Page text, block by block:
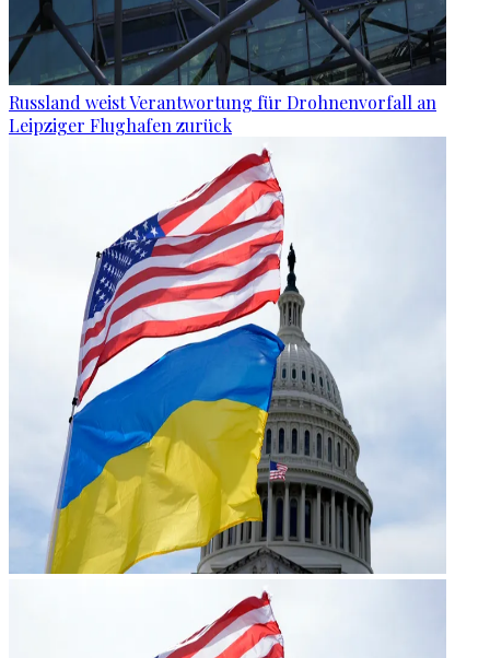
Russland weist Verantwortung für Drohnenvorfall an
Leipziger Flughafen zurück